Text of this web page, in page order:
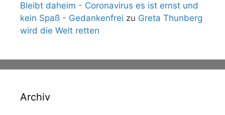
Bleibt daheim - Coronavirus es ist ernst und
kein Spaß - Gedankenfrei zu Greta Thunberg
wird die Welt retten
Archiv